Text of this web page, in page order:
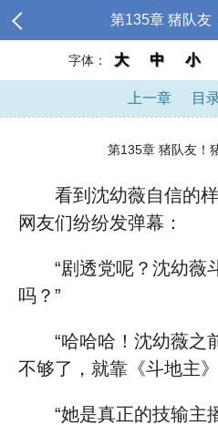
第135章 猪队友
字体： 大 中 小
上一章 目
第135章 猪队友！
看到沈幼薇自信的
网友们纷纷发弹幕：
“剧透党呢？沈幼薇
吗？”
“哈哈哈！沈幼薇之
不够了，就靠《斗地主
“她是真正的技输主